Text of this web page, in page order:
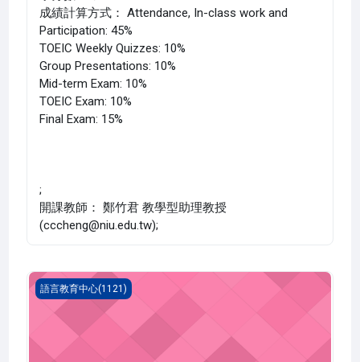
成績計算方式： Attendance, In-class work and
Participation: 45%
TOEIC Weekly Quizzes: 10%
Group Presentations: 10%
Mid-term Exam: 10%
TOEIC Exam: 10%
Final Exam: 15%
;
開課教師： 鄭竹君 教學型助理教授
(cccheng@niu.edu.tw);
英文 一(1121_G5LC000035M)
語言教育中心(1121)